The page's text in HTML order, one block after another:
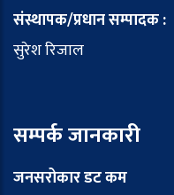
संस्थापक/प्रधान सम्पादक :
सुरेश रिजाल
सम्पर्क जानकारी
जनसरोकार डट कम